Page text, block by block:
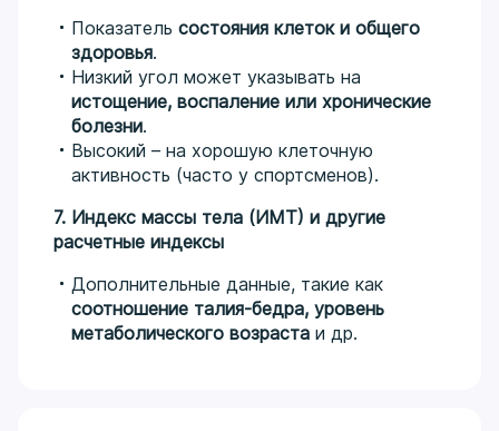
Показатель состояния клеток и общего
здоровья.
Низкий угол может указывать на
истощение, воспаление или хронические
болезни.
Высокий – на хорошую клеточную
активность (часто у спортсменов).
7. Индекс массы тела (ИМТ) и другие
расчетные индексы
Дополнительные данные, такие как
соотношение талия-бедра, уровень
метаболического возраста и др.